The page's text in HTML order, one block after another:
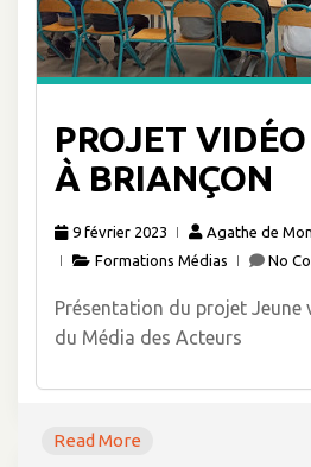
PROJET
À BRIANÇON
9 février 2023
Agathe de
Formations Médias
No
Présentation du projet Jeune
du Média des Acteurs
Read More